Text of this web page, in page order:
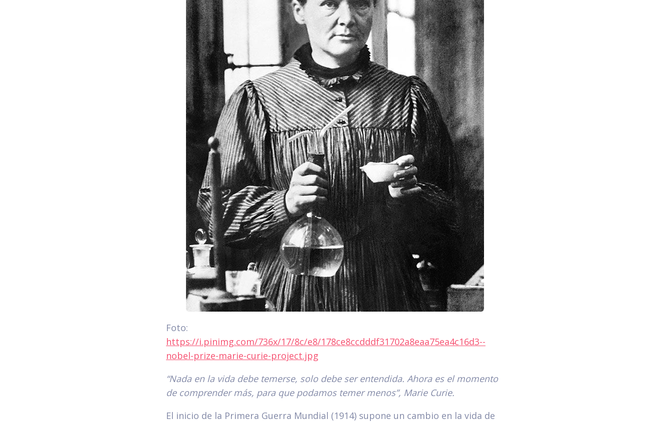
Foto:
https://i.pinimg.com/736x/17/8c/e8/178ce8ccdddf31702a8eaa75ea4c16d3--
nobel-prize-marie-curie-project.jpg
“Nada en la vida debe temerse, solo debe ser entendida. Ahora es el momento
de comprender más, para que podamos temer menos”, Marie Curie.
El inicio de la Primera Guerra Mundial (1914) supone un cambio en la vida de